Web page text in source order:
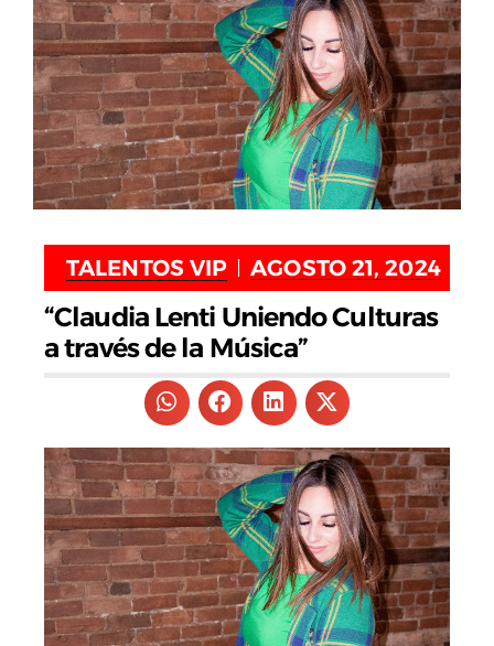
TALENTOS VIP AGOSTO 21, 2024
“Claudia Lenti Uniendo Culturas
a través de la Música”